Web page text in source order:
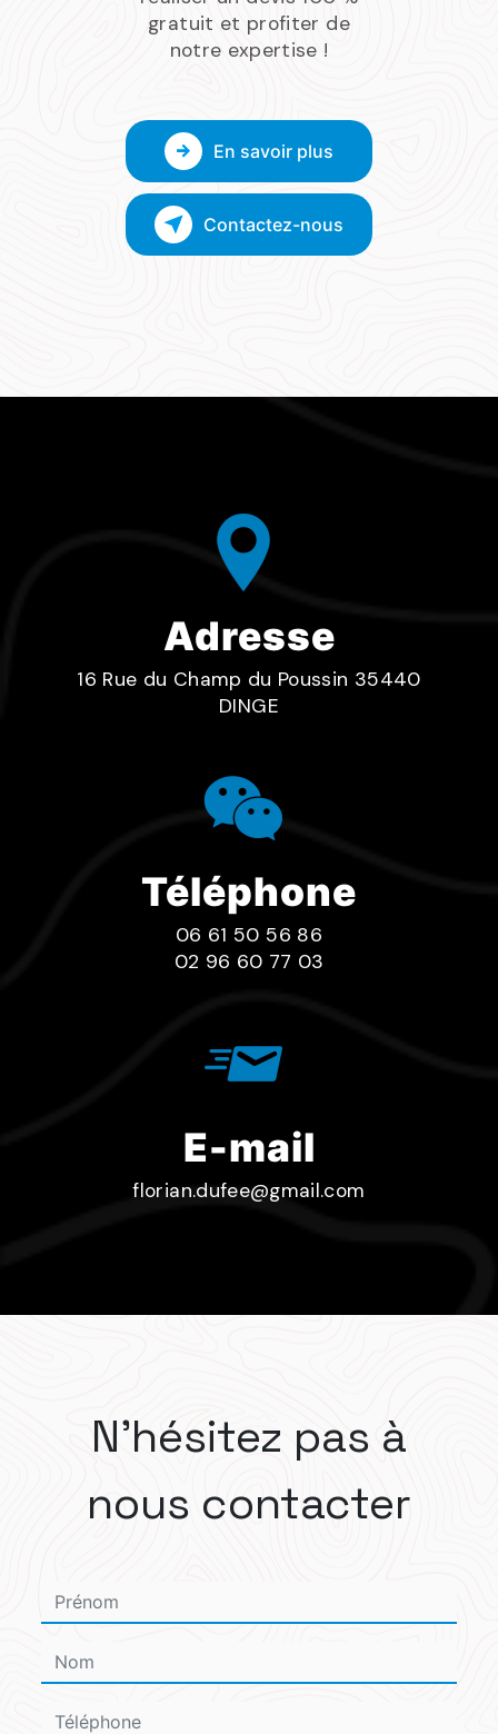
gratuit et profiter de
notre expertise !
En savoir plus
Contactez-nous
Adresse
16 Rue du Champ du Poussin 35440
DINGE
Téléphone
06 61 50 56 86
02 96 60 77 03
E-mail
florian.dufee@gmail.com
N'hésitez pas à
nous contacter